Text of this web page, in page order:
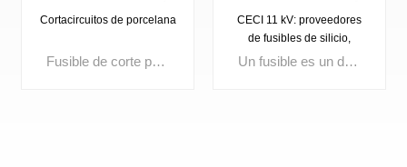
Cortacircuitos de porcelana
Fusible de corte para exteriores. Tensión nominal: 3 kV, 10 kV, 15 kV, 24 kV, 27 kV, 33 kV, 36 kV. Corriente máxima: 100 A, 200 A.
CECI 11 kV: proveedores
de fusibles de silicio,
fusibles de excelenteUn fusible es un dispositivo compacto de protección contra sobrecorriente que funde su elemento interno cuando la corriente excede un límite establecido, interrumpiendo instantáneamente el circuito. Ampliamente utilizados en distribución eléctrica, aparamenta, transformadores y paneles de control, los fusibles de alta calidad garantizan un rápido aislamiento de fallas, mejoran la seguridad del circuito y la confiabilidad del sistema.